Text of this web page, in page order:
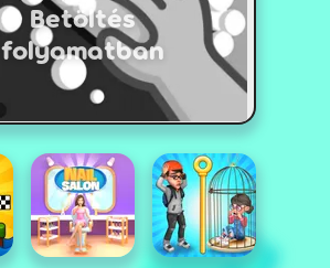
Betöltés
folyamatban